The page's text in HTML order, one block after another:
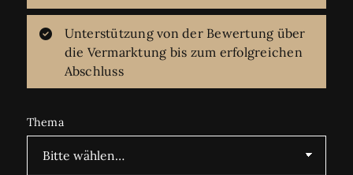
Unterstützung von der Bewertung über
die Vermarktung bis zum erfolgreichen
Abschluss
Thema